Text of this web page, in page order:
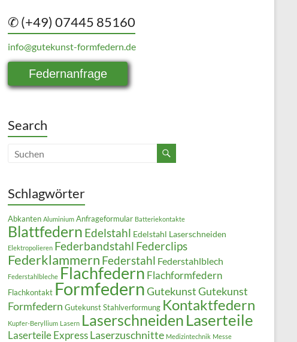
✆ (+49) 07445 85160
info@gutekunst-formfedern.de
Federnanfrage
Search
Schlagwörter
Abkanten Aluminium Anfrageformular Batteriekontakte
Blattfedern Edelstahl Edelstahl Laserschneiden
Elektropolieren Federbandstahl Federclips
Federklammern Federstahl Federstahlblech
Federstahlbleche Flachfedern Flachformfedern
Flachkontakt FormfedernGutekunstGutekunst
Formfedern Gutekunst Stahlverformung Kontaktfedern
Kupfer-Beryllium Lasern Laserschneiden Laserteile
Laserteile Express Laserzuschnitte Medizintechnik Messe